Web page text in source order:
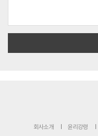
회사소개 윤리강령